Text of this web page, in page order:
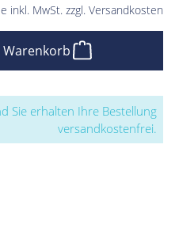
inkl. MwSt. zzgl. Versandkosten
Warenkorb
Sie erhalten Ihre Bestellung
versandkostenfrei.